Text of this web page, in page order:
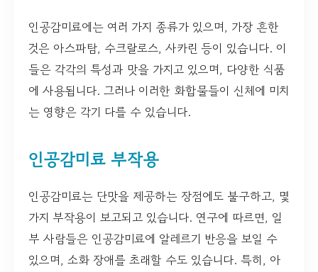
인공감미료에는 여러 가지 종류가 있으며, 가장 흔한
것은 아스파탐, 수크랄로스, 사카린 등이 있습니다. 이
들은 각각의 특성과 맛을 가지고 있으며, 다양한 식품
에 사용됩니다. 그러나 이러한 화합물들이 신체에 미치
는 영향은 각기 다를 수 있습니다.
인공감미료 부작용
인공감미료는 단맛을 제공하는 장점에도 불구하고, 몇
가지 부작용이 보고되고 있습니다. 연구에 따르면, 일
부 사람들은 인공감미료에 알레르기 반응을 보일 수
있으며, 소화 장애를 초래할 수도 있습니다. 특히, 아